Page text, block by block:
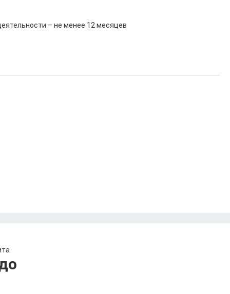
– не менее 12 месяцев